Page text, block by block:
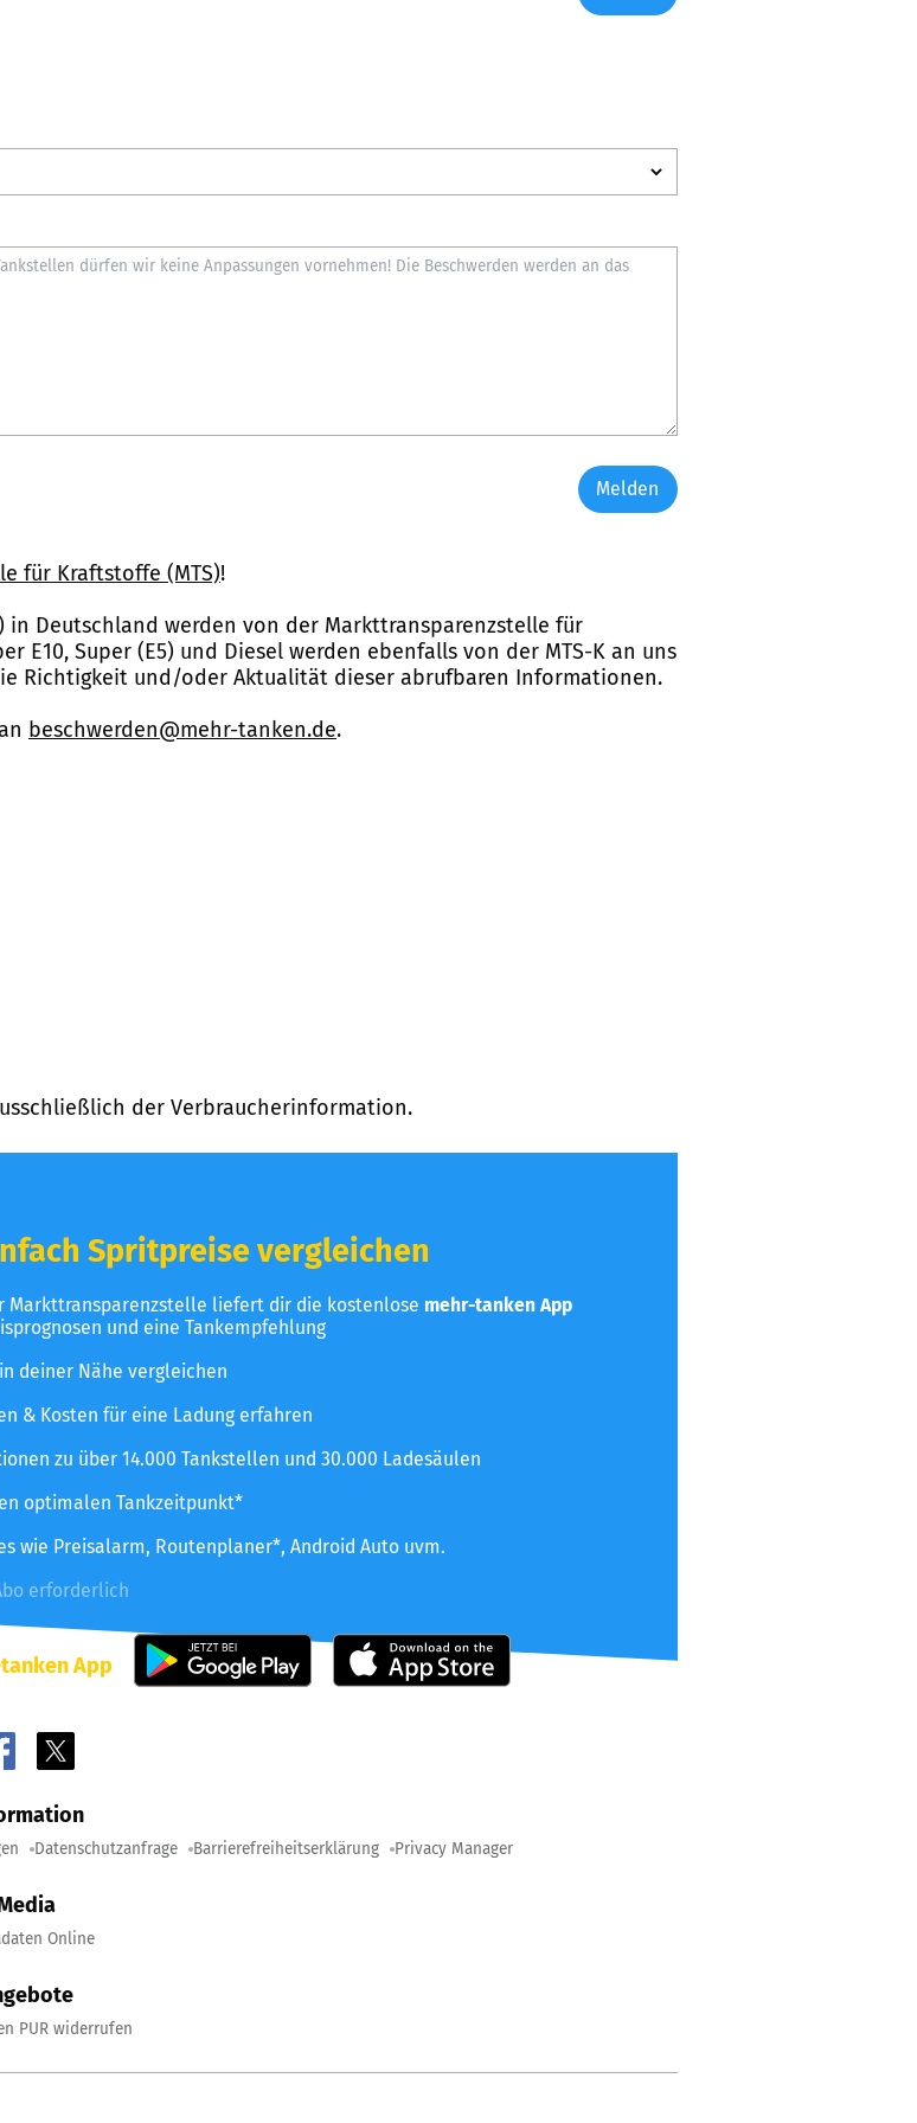
Melden
für Kraftstoffe (MTS)!
in Deutschland werden von der Markttransparenzstelle für
E10, Super (E5) und Diesel werden ebenfalls von der MTS-K an uns
Richtigkeit und/oder Aktualität dieser abrufbaren Informationen.
beschwerden@mehr-tanken.de.
der Verbraucherinformation.
Spritpreise vergleichen
Markttransparenzstelle liefert dir die kostenlose mehr-tanken App
und eine Tankempfehlung
deiner Nähe vergleichen
& Kosten für eine Ladung erfahren
zu über 14.000 Tankstellen und 30.000 Ladesäulen
optimalen Tankzeitpunkt*
wie Preisalarm, Routenplaner*, Android Auto uvm.
erforderlich
App
Datenschutzanfrage Barrierefreiheitserklärung Privacy Manager
Online
PUR widerrufen